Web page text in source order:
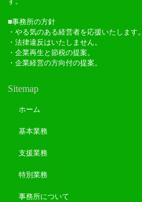
■事務所の方針
・やる気のある経営者を応援いたします。
・法律違反はいたしません。
・企業再生と節税の提案。
・企業経営の方向付の提案。
Sitemap
ホーム
基本業務
支援業務
特別業務
事務所について